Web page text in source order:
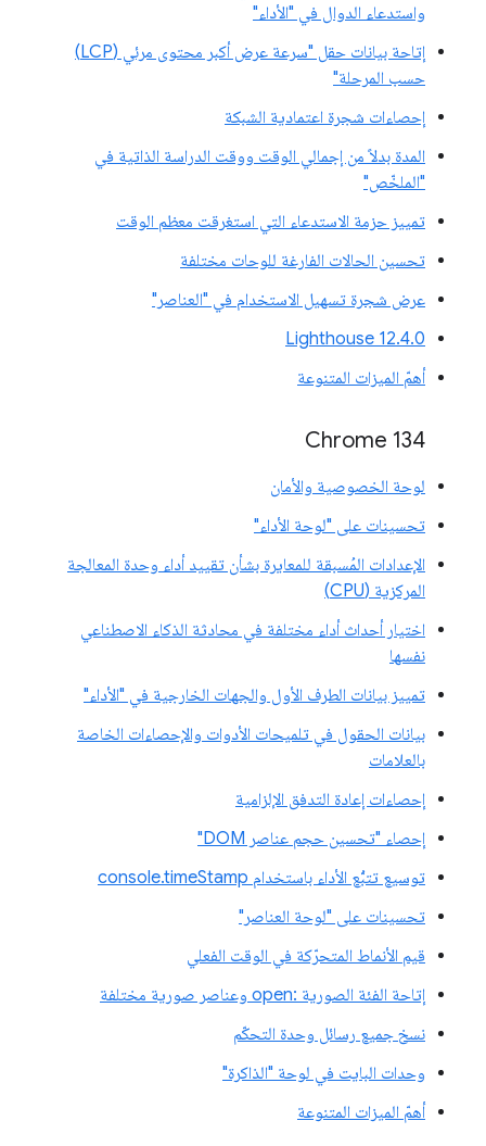
واستدعاء الدوال في "الأداء"
إتاحة بيانات حقل "سرعة عرض أكبر محتوى مرئي (LCP)
حسب المرحلة"
إحصاءات شجرة اعتمادية الشبكة
المدة بدلاً من إجمالي الوقت ووقت الدراسة الذاتية في
"الملخّص"
تمييز حزمة الاستدعاء التي استغرقت معظم الوقت
تحسين الحالات الفارغة للوحات مختلفة
عرض شجرة تسهيل الاستخدام في "العناصر"
‫Lighthouse 12.4.0
أهمّ الميزات المتنوعة
‫Chrome 134
لوحة الخصوصية والأمان
تحسينات على "لوحة الأداء"
الإعدادات المُسبقة للمعايرة بشأن تقييد أداء وحدة المعالجة
المركزية (CPU)
اختيار أحداث أداء مختلفة في محادثة الذكاء الاصطناعي
نفسها
تمييز بيانات الطرف الأول والجهات الخارجية في "الأداء"
بيانات الحقول في تلميحات الأدوات والإحصاءات الخاصة
بالعلامات
إحصاءات إعادة التدفق الإلزامية
إحصاء "تحسين حجم عناصر DOM"
توسيع تتبُّع الأداء باستخدام console.timeStamp
تحسينات على "لوحة العناصر"
قيم الأنماط المتحرّكة في الوقت الفعلي
إتاحة الفئة الصورية :open وعناصر صورية مختلفة
نسخ جميع رسائل وحدة التحكّم
وحدات البايت في لوحة "الذاكرة"
أهمّ الميزات المتنوعة